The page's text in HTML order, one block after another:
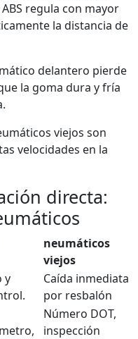
regula con mayor
la distancia de
delantero pierde
la goma dura y fría
viejos son
velocidades en la
directa:
neumáticos
viejos
y
Caída inmediata
por resbalón
Número DOT,
inspección